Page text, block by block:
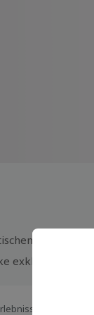
Ambiente
exklusive)
bei der